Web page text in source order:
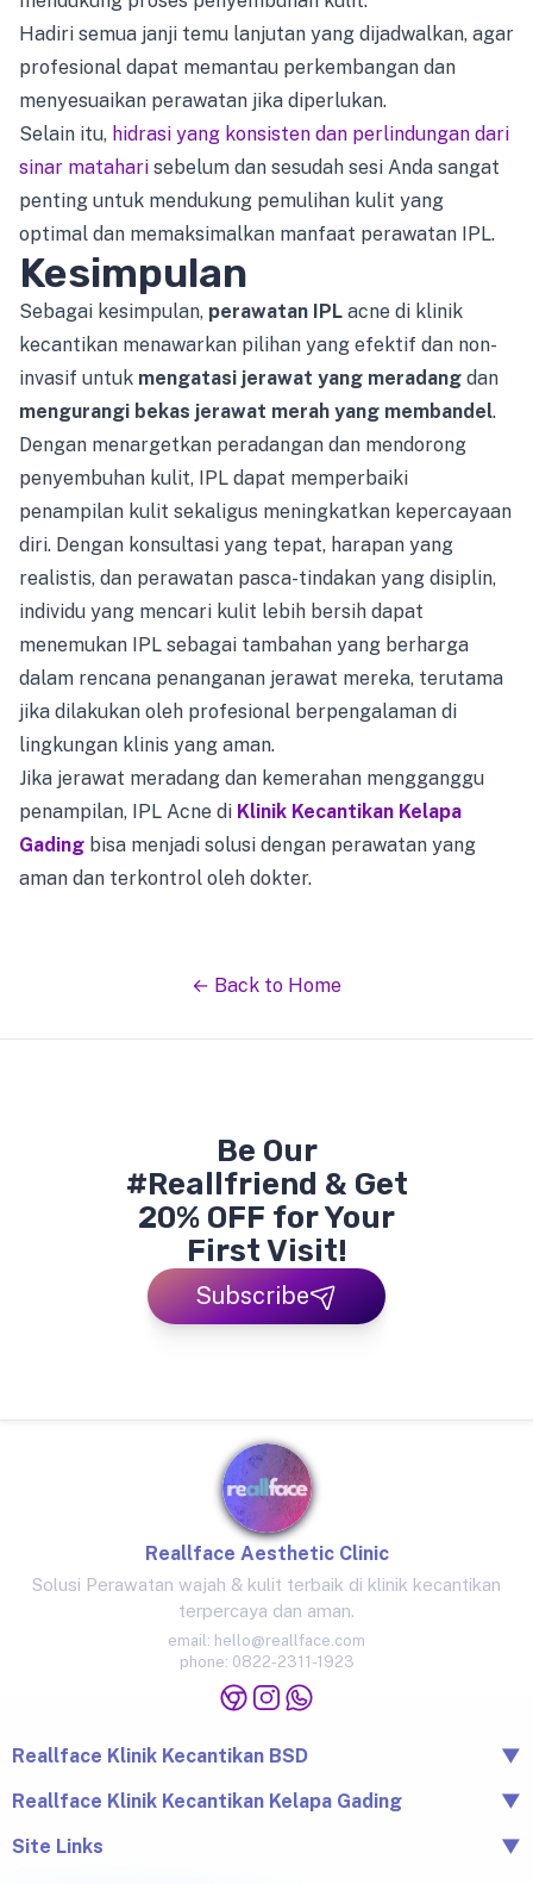
Hadiri semua janji temu lanjutan yang dijadwalkan, agar
profesional dapat memantau perkembangan dan
menyesuaikan perawatan jika diperlukan.
Selain itu, hidrasi yang konsisten dan perlindungan dari
sinar matahari sebelum dan sesudah sesi Anda sangat
penting untuk mendukung pemulihan kulit yang
optimal dan memaksimalkan manfaat perawatan IPL.
Kesimpulan
Sebagai kesimpulan, perawatan IPL acne di klinik
kecantikan menawarkan pilihan yang efektif dan non-
invasif untuk mengatasi jerawat yang meradang dan
mengurangi bekas jerawat merah yang membandel.
Dengan menargetkan peradangan dan mendorong
penyembuhan kulit, IPL dapat memperbaiki
penampilan kulit sekaligus meningkatkan kepercayaan
diri. Dengan konsultasi yang tepat, harapan yang
realistis, dan perawatan pasca-tindakan yang disiplin,
individu yang mencari kulit lebih bersih dapat
menemukan IPL sebagai tambahan yang berharga
dalam rencana penanganan jerawat mereka, terutama
jika dilakukan oleh profesional berpengalaman di
lingkungan klinis yang aman.
Jika jerawat meradang dan kemerahan mengganggu
penampilan, IPL Acne di Klinik Kecantikan Kelapa
Gading bisa menjadi solusi dengan perawatan yang
aman dan terkontrol oleh dokter.
← Back to Home
Be Our
#Reallfriend & Get
20% OFF for Your
First Visit!
Subscribe
Reallface Aesthetic Clinic
Solusi Perawatan wajah & kulit terbaik di klinik kecantikan
terpercaya dan aman.
email: hello@reallface.com
phone: 0822-2311-1923
Reallface Klinik Kecantikan BSD
▼
Banten 15345
0822-2311-1923
Reallface Klinik Kecantikan Kelapa Gading
▼
Gading, Jkt Utara, Daerah Khusus Ibukota Jakarta 14240
Site Links
▼